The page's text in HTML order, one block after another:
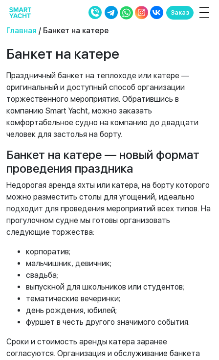
Заказ
Главная / Банкет на катере
Банкет на катере
Праздничный банкет на теплоходе или катере —
оригинальный и доступный способ организации
торжественного мероприятия. Обратившись в
компанию Smart Yacht, можно заказать
комфортабельное судно на компанию до двадцати
человек для застолья на борту.
Банкет на катере — новый формат
проведения праздника
Недорогая аренда яхты или катера, на борту которого
можно разместить столы для угощений, идеально
подходит для проведения мероприятий всех типов. На
прогулочном судне мы готовы организовать
следующие торжества:
корпоратив;
мальчишник, девичник;
свадьба;
выпускной для школьников или студентов;
тематические вечеринки;
день рождения, юбилей;
фуршет в честь другого значимого события.
Сроки и стоимость аренды катера заранее
согласуются. Организация и обслуживание банкета